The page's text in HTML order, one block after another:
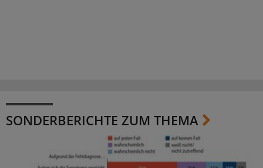
SONDERBERICHTE ZUM THEMA